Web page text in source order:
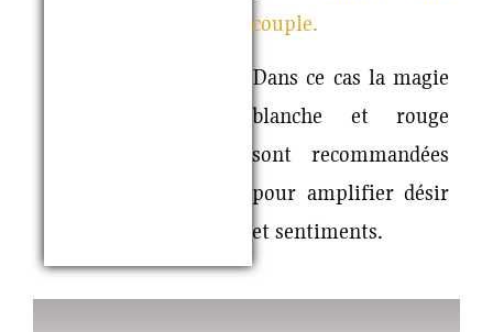
couple.
Dans ce cas la magie
blanche et rouge
sont recommandées
pour amplifier désir
et sentiments.